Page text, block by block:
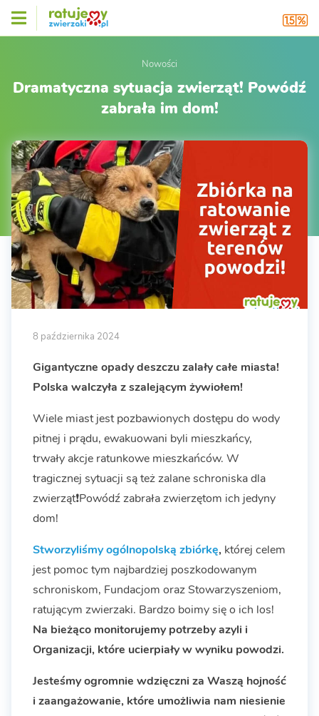
Nowości
Dramatyczna sytuacja zwierząt! Powódź
zabrała im dom!
8 października 2024
Gigantyczne opady deszczu zalały całe miasta!
Polska walczyła z szalejącym żywiołem!
Wiele miast jest pozbawionych dostępu do wody
pitnej i prądu, ewakuowani byli mieszkańcy,
trwały akcje ratunkowe mieszkańców. W
tragicznej sytuacji są też zalane schroniska dla
zwierząt❗️Powódź zabrała zwierzętom ich jedyny
dom!
Stworzyliśmy ogólnopolską zbiórkę, której celem
jest pomoc tym najbardziej poszkodowanym
schroniskom, Fundacjom oraz Stowarzyszeniom,
ratującym zwierzaki. Bardzo boimy się o ich los!
Na bieżąco monitorujemy potrzeby azyli i
Organizacji, które ucierpiały w wyniku powodzi.
Jesteśmy ogromnie wdzięczni za Waszą hojność
i zaangażowanie, które umożliwia nam niesienie